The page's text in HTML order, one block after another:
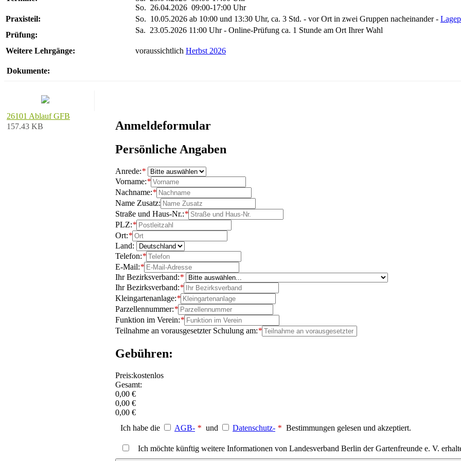
So. 26.04.2026 09:00-17:00 Uhr
Praxisteil:
So. 10.05.2026 ab 10:00 und 13:30 Uhr, ca. 3 Std. - vor Ort in zwei Gruppen nacheinander -
Prüfung:
Sa. 23.05.2026 11:00 Uhr - Online-Prüfung ca. 1 Stunde am Ort Ihrer Wahl
Weitere Lehrgänge: voraussichtlich Herbst 2026
Dokumente:
26101 Ablauf GFB
157.43 KB
Anmeldeformular
Persönliche Angaben
Anrede:*
Vorname:*
Nachname:*
Name Zusatz:
Straße und Haus-Nr.:*
PLZ:*
Ort:*
Land:
Telefon:*
E-Mail:*
Ihr Bezirksverband:*
Ihr Bezirksverband:*
Kleingartenanlage:*
Parzellennummer:*
Funktion im Verein:*
Teilnahme an vorausgesetzter Schulung am:*
Gebühren:
Preis:kostenlos
Gesamt:
0,00 €
0,00 €
0,00 €
Ich habe die
AGB- * und Datenschutz- * Bestimmungen gelesen und akzeptiert.
Ich möchte künftig weitere Informationen von Landesverband Berlin der Gartenfreunde e. V.